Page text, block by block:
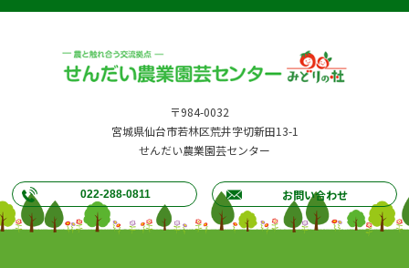
〒984-0032
宮城県仙台市若林区荒井字切新田13-1
せんだい農業園芸センター
022-288-0811 お問い合わせ